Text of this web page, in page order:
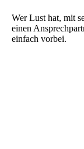
Wer Lust hat, mit
einen
einfach vorbei.